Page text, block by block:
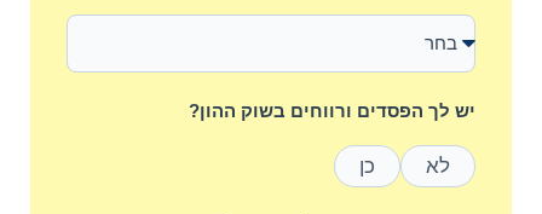
יש לך הפסדים ורווחים בשוק ההון?
לא כן